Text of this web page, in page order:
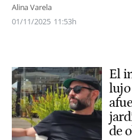
Alina Varela
01/11/2025 11:53h
El
lujo
de